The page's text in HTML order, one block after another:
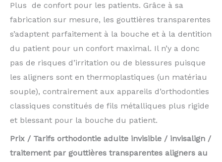
Plus de confort pour les patients. Grâce à sa
fabrication sur mesure, les gouttières transparentes
s’adaptent parfaitement à la bouche et à la dentition
du patient pour un confort maximal. Il n’y a donc
pas de risques d’irritation ou de blessures puisque
les aligners sont en thermoplastiques (un matériau
souple), contrairement aux appareils d’orthodonties
classiques constitués de fils métalliques plus rigide
et blessant pour la bouche du patient.
Prix / Tarifs orthodontie adulte invisible / invisalign /
traitement par gouttières transparentes aligners au